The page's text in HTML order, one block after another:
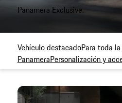
Panamera Exclusive.
Vehículo destacadoPara toda
PanameraPersonalización y